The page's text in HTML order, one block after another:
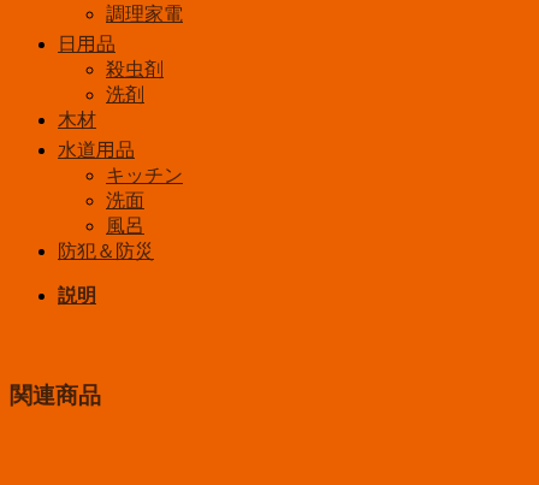
調理家電
日用品
殺虫剤
洗剤
木材
水道用品
キッチン
洗面
風呂
防犯＆防災
説明
関連商品